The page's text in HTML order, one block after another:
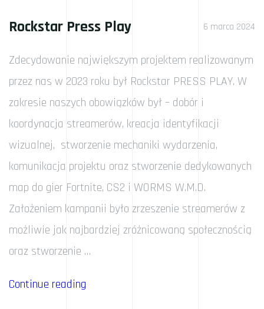
Rockstar Press Play 6 marca 2024
Zdecydowanie największym projektem realizowanym
przez nas w 2023 roku był Rockstar PRESS PLAY. W
zakresie naszych obowiązków był – dobór i
koordynacja streamerów, kreacja identyfikacji
wizualnej, stworzenie mechaniki wydarzenia,
komunikacja projektu oraz stworzenie dedykowanych
map do gier Fortnite, CS2 i WORMS W.M.D.
Założeniem kampanii było zrzeszenie streamerów z
możliwie jak najbardziej zróżnicowaną społecznością
oraz stworzenie …
Continue reading